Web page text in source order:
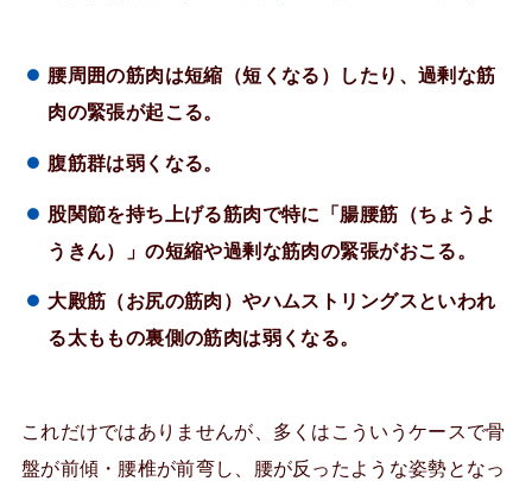
腰周囲の筋肉は短縮（短くなる）したり、過剰な筋
肉の緊張が起こる。
腹筋群は弱くなる。
股関節を持ち上げる筋肉で特に「腸腰筋（ちょうよ
うきん）」の短縮や過剰な筋肉の緊張がおこる。
大殿筋（お尻の筋肉）やハムストリングスといわれ
る太ももの裏側の筋肉は弱くなる。
これだけではありませんが、多くはこういうケースで骨
盤が前傾・腰椎が前弯し、腰が反ったような姿勢となっ